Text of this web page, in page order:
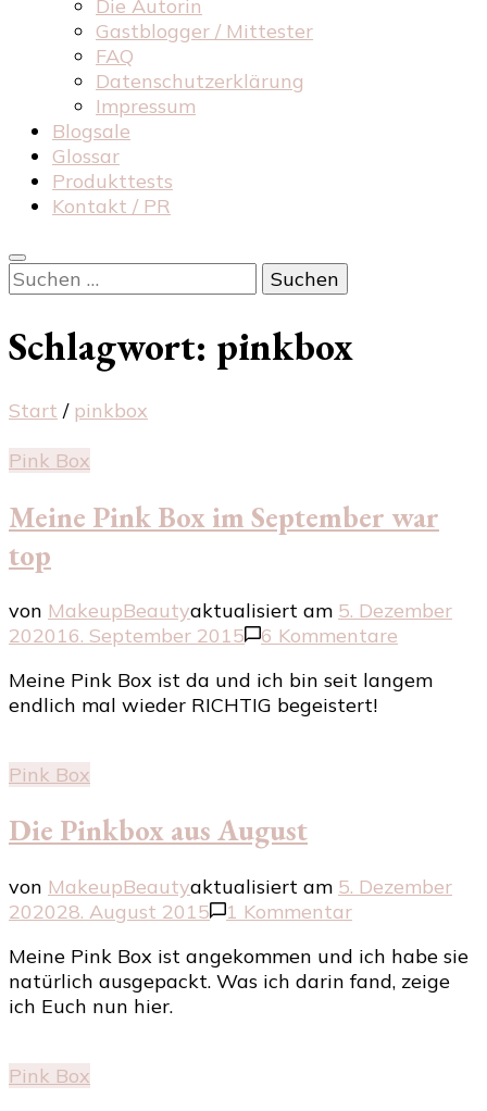
Die Autorin
Gastblogger / Mittester
FAQ
Datenschutzerklärung
Impressum
Blogsale
Glossar
Produkttests
Kontakt / PR
Suchen
nach:
Schlagwort: pinkbox
Start / pinkbox
Pink Box
Meine Pink Box im September war
top
von MakeupBeautyaktualisiert am 5. Dezember
202016. September 2015 6 Kommentare
Pink
Meine Pink Box ist da und ich bin seit langem
endlich mal wieder RICHTIG begeistert!
Pink Box
Die Pinkbox aus August
von MakeupBeautyaktualisiert am 5. Dezember
202028. August 2015 1 Kommentarzu
Pinkbox
aus
Meine Pink Box ist angekommen und ich habe sie
natürlich ausgepackt. Was ich darin fand, zeige
ich Euch nun hier.
Pink Box